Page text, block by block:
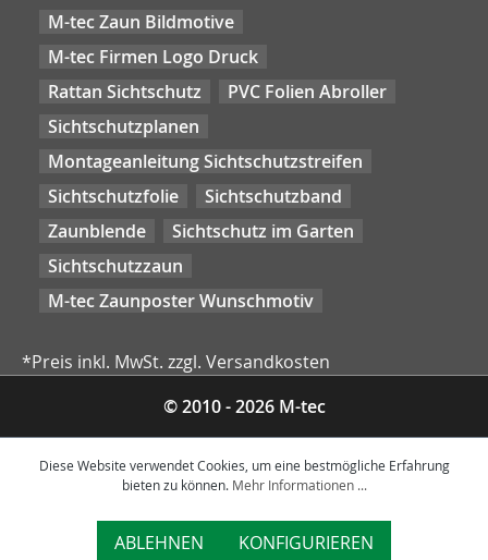
M-tec Zaun Bildmotive
M-tec Firmen Logo Druck
Rattan Sichtschutz
PVC Folien Abroller
Sichtschutzplanen
Montageanleitung Sichtschutzstreifen
Sichtschutzfolie
Sichtschutzband
Zaunblende
Sichtschutz im Garten
Sichtschutzzaun
M-tec Zaunposter Wunschmotiv
*Preis inkl. MwSt. zzgl. Versandkosten
© 2010 - 2026 M-tec
Diese Website verwendet Cookies, um eine bestmögliche Erfahrung
bieten zu können. Mehr Informationen ...
ABLEHNEN KONFIGURIEREN